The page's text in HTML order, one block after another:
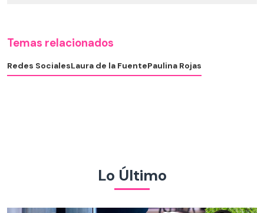
Temas relacionados
Redes SocialesLaura de la FuentePaulina Rojas
Lo Último